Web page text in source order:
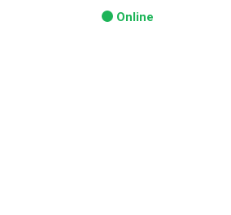
Online